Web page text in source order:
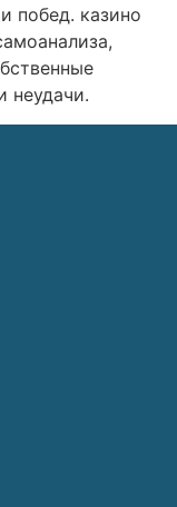
побед. казино
неудачи.